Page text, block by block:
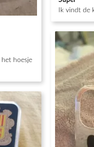
hoesje
4van de
5Ik vindt de